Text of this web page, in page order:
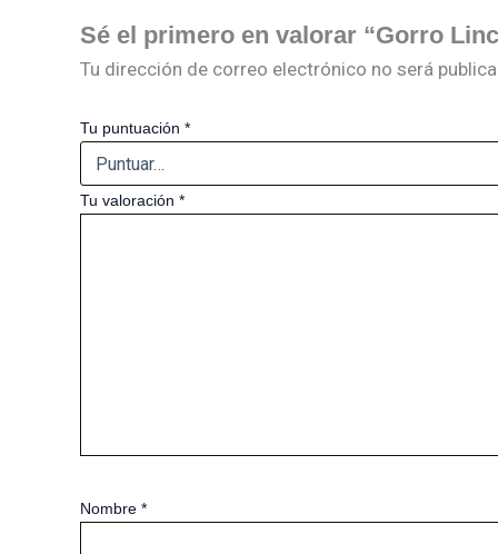
Sé el primero en valorar “Gorro
Tu dirección de correo electrónico no será
Tu puntuación *
Tu valoración *
Nombre *